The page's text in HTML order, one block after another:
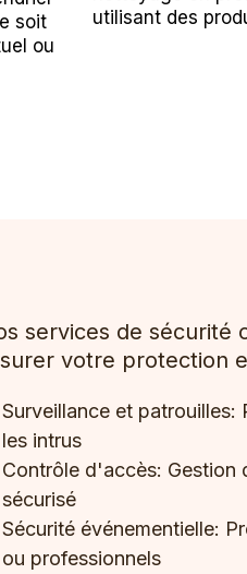
soit
ou
utilisant des
services de sécurité
votre protection
Surveillance et patrouilles:
les intrus
Contrôle d'accès: Gestion
sécurisé
Sécurité événementielle:
ou professionnels